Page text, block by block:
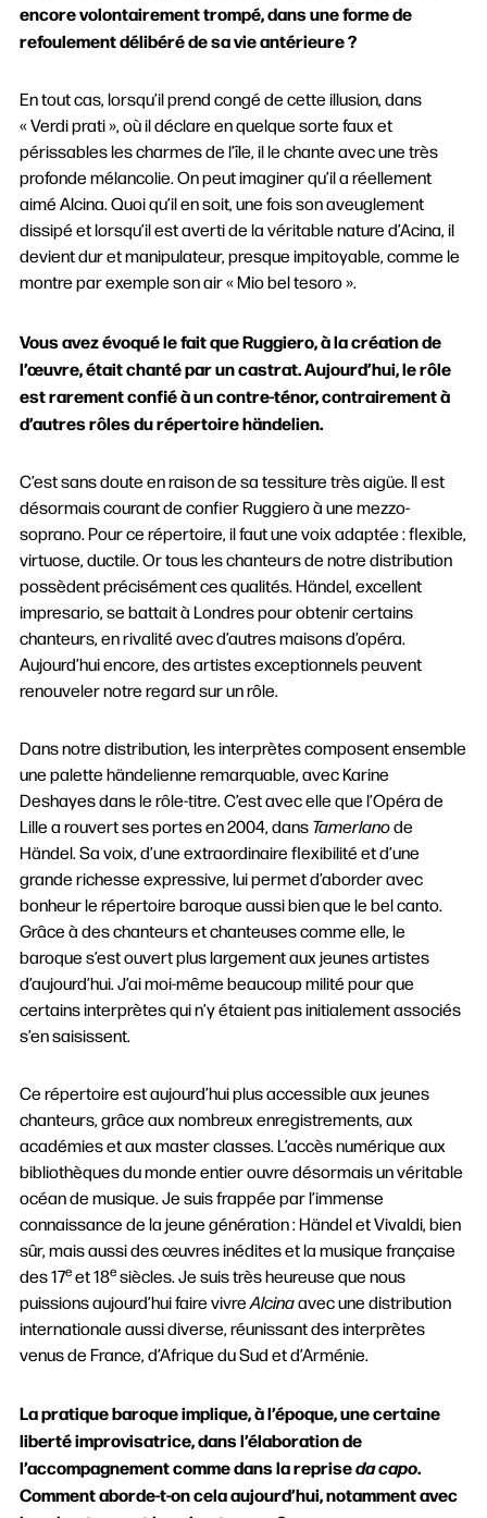
encore volontairement trompé, dans une forme de
refoulement délibéré de sa vie antérieure ?
En tout cas, lorsqu’il prend congé de cette illusion, dans
« Verdi prati », où il déclare en quelque sorte faux et
périssables les charmes de l’île, il le chante avec une très
profonde mélancolie. On peut imaginer qu’il a réellement
aimé Alcina. Quoi qu’il en soit, une fois son aveuglement
dissipé et lorsqu’il est averti de la véritable nature d’Acina, il
devient dur et manipulateur, presque impitoyable, comme le
montre par exemple son air « Mio bel tesoro ».
Vous avez évoqué le fait que Ruggiero, à la création de
l’œuvre, était chanté par un castrat. Aujourd’hui, le rôle
est rarement confié à un contre-ténor, contrairement à
d’autres rôles du répertoire händelien.
C’est sans doute en raison de sa tessiture très aigüe. Il est
désormais courant de confier Ruggiero à une mezzo-
soprano. Pour ce répertoire, il faut une voix adaptée : flexible,
virtuose, ductile. Or tous les chanteurs de notre distribution
possèdent précisément ces qualités. Händel, excellent
impresario, se battait à Londres pour obtenir certains
chanteurs, en rivalité avec d’autres maisons d’opéra.
Aujourd’hui encore, des artistes exceptionnels peuvent
renouveler notre regard sur un rôle.
Dans notre distribution, les interprètes composent ensemble
une palette händelienne remarquable, avec Karine
Deshayes dans le rôle-titre. C’est avec elle que l’Opéra de
Lille a rouvert ses portes en 2004, dansTamerlanode
Händel. Sa voix, d’une extraordinaire flexibilité et d’une
grande richesse expressive, lui permet d’aborder avec
bonheur le répertoire baroque aussi bien que le bel canto.
Grâce à des chanteurs et chanteuses comme elle, le
baroque s’est ouvert plus largement aux jeunes artistes
d’aujourd’hui. J’ai moi-même beaucoup milité pour que
certains interprètes qui n’y étaient pas initialement associés
s’en saisissent.
Ce répertoire est aujourd’hui plus accessible aux jeunes
chanteurs, grâce aux nombreux enregistrements, aux
académies et aux master classes. L’accès numérique aux
bibliothèques du monde entier ouvre désormais un véritable
océan de musique. Je suis frappée par l’immense
connaissance de la jeune génération : Händel et Vivaldi, bien
sûr, mais aussi des œuvres inédites et la musique française
des 17eet 18esiècles. Je suis très heureuse que nous
puissions aujourd’hui faire vivreAlcinaavec une distribution
internationale aussi diverse, réunissant des interprètes
venus de France, d’Afrique du Sud et d’Arménie.
La pratique baroque implique, à l’époque, une certaine
liberté improvisatrice, dans l’élaboration de
l’accompagnement comme dans la repriseda capo.
Comment aborde-t-on cela aujourd’hui, notamment avec
Rechercher